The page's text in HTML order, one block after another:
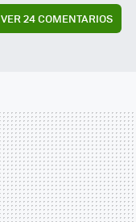
VER24 COMENTARIOS